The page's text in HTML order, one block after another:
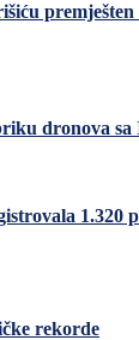
dronova
1.320
rekorde